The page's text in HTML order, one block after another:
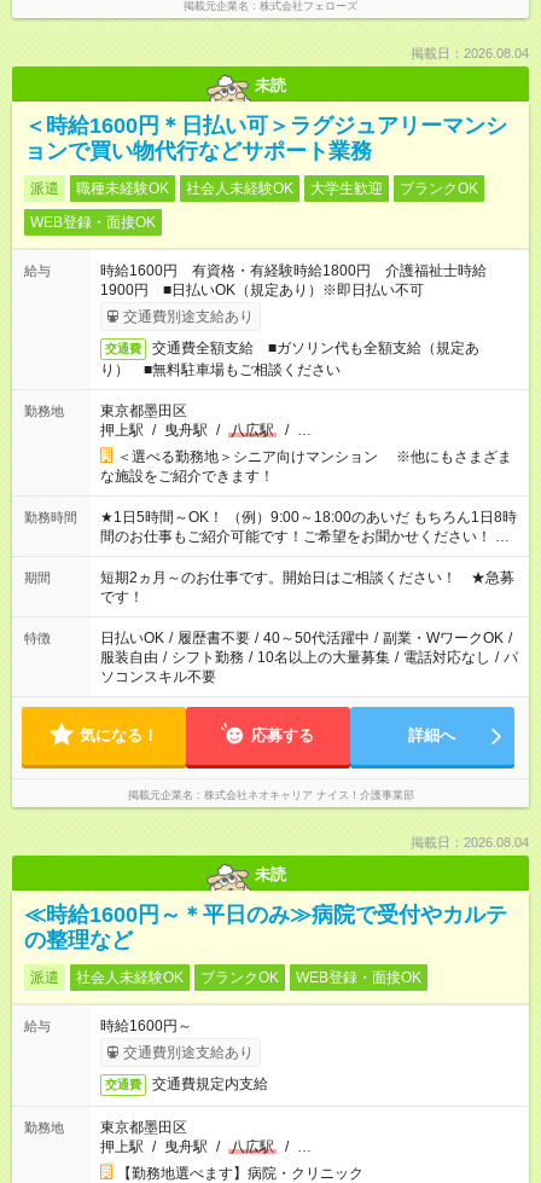
掲載元企業名 株式会社フェローズ
掲載日：2026.08.04
未読
＜時給1600円＊日払い可＞ラグジュアリーマンシ
ョンで買い物代行などサポート業務
派遣 職種未経験OK 社会人未経験OK 大学生歓迎
ブランクOK
WEB登録・面接OK
給与
時給1600円 有資格・有経験時給1800円 介護福祉士時給
1900円 ■日払いOK（規定あり）※即日払い不可
交通費別途支給あり
交通費
交通費全額支給 ■ガソリン代も全額支給（規定あ
り） ■無料駐車場もご相談ください
勤務地
東京都墨田区
押上駅 / 曳舟駅 / 八広駅 / …
＜選べる勤務地＞シニア向けマンション ※他にもさまざま
な施設をご紹介できます！
勤務時間
★1日5時間～OK！ （例）9:00～18:00のあいだ もちろん1日8時
間のお仕事もご紹介可能です！ご希望をお聞かせください！ ★
家庭の都合でお休みが必要な場合も遠慮なくご相談ください。
※週最低15時間以上の勤務が必要です
期間
短期2ヵ月～のお仕事です。開始日はご相談ください！ ★急募
です！
特徴 日払いOK / 履歴書不要 / 40～50代活躍中 / 副業・WワークOK /
服装自由 / シフト勤務 / 10名以上の大量募集 / 電話対応なし / パ
ソコンスキル不要
気になる！ 応募する 詳細へ
掲載元企業名 株式会社ネオキャリア ナイス！介護事業部
掲載日：2026.08.04
未読
≪時給1600円～＊平日のみ≫病院で受付やカルテ
の整理など
派遣 社会人未経験OK ブランクOK WEB登録・面接OK
給与
時給1600円～
交通費別途支給あり
交通費 交通費規定内支給
勤務地
東京都墨田区
押上駅 / 曳舟駅 / 八広駅 / …
【勤務地選べます】病院・クリニック